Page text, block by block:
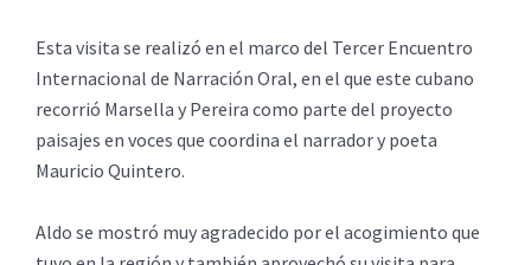
Esta visita se realizó en el marco del Tercer Encuentro
Internacional de Narración Oral, en el que este cubano
recorrió Marsella y Pereira como parte del proyecto
paisajes en voces que coordina el narrador y poeta
Mauricio Quintero.
Aldo se mostró muy agradecido por el acogimiento que